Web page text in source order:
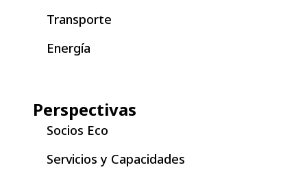
Transporte
Energía
Perspectivas
Socios Eco
Servicios y Capacidades